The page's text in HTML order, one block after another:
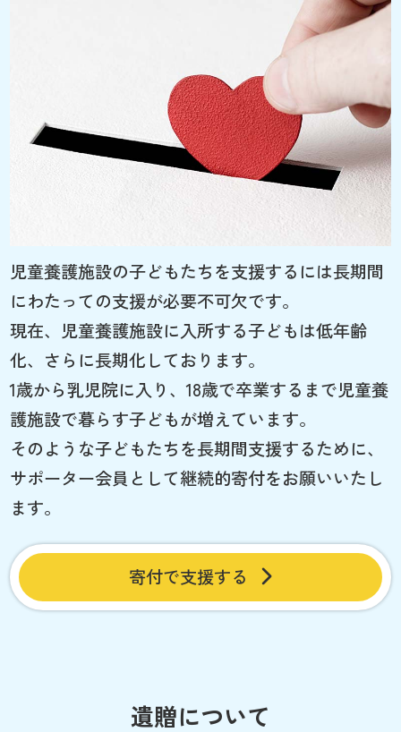
児童養護施設の子どもたちを支援するには長期間
にわたっての支援が必要不可欠です。
現在、児童養護施設に入所する子どもは低年齢
化、さらに長期化しております。
1歳から乳児院に入り、18歳で卒業するまで児童養
護施設で暮らす子どもが増えています。
そのような子どもたちを長期間支援するために、
サポーター会員として継続的寄付をお願いいたし
ます。
寄付で支援する
遺贈について